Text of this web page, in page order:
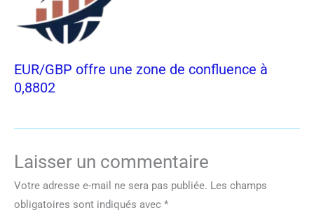
EUR/GBP offre une zone de confluence à
0,8802
Laisser un commentaire
Votre adresse e-mail ne sera pas publiée. Les champs
obligatoires sont indiqués avec *